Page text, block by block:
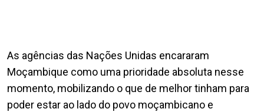
As agências das Nações Unidas encararam
Moçambique como uma prioridade absoluta nesse
momento, mobilizando o que de melhor tinham para
poder estar ao lado do povo moçambicano e